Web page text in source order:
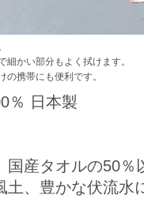
かい部分もよく拭けます。
携帯にも便利です。
％ 日本製
国産タオルの50
土、豊かな伏流水